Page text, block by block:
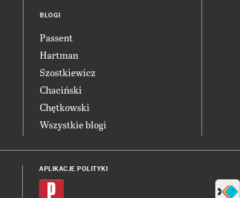
BLOGI
Passent
Hartman
Szostkiewicz
Chaciński
Chętkowski
Wszystkie blogi
APLIKACJE POLITYKI